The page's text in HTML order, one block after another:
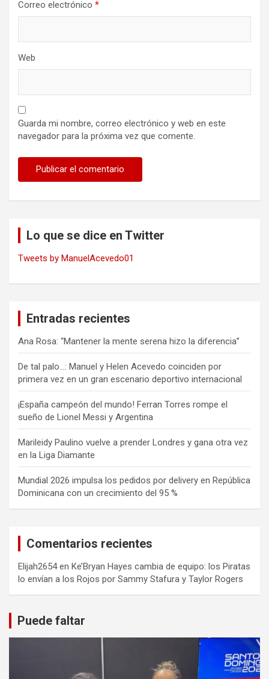
Correo electrónico *
Web
Guarda mi nombre, correo electrónico y web en este
navegador para la próxima vez que comente.
Lo que se dice en Twitter
Tweets by ManuelAcevedo01
Entradas recientes
Ana Rosa: “Mantener la mente serena hizo la diferencia”
De tal palo…: Manuel y Helen Acevedo coinciden por
primera vez en un gran escenario deportivo internacional
¡España campeón del mundo! Ferran Torres rompe el
sueño de Lionel Messi y Argentina
Marileidy Paulino vuelve a prender Londres y gana otra vez
en la Liga Diamante
Mundial 2026 impulsa los pedidos por delivery en República
Dominicana con un crecimiento del 95 %
Comentarios recientes
Elijah2654en Ke’Bryan Hayes cambia de equipo: los Piratas
lo envían a los Rojos por Sammy Stafura y Taylor Rogers
Puede faltar